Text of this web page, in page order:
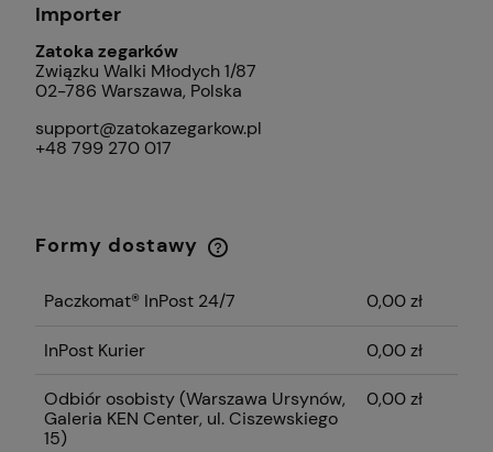
Importer
Zatoka zegarków
Związku Walki Młodych 1/87
02-786 Warszawa, Polska
support@zatokazegarkow.pl
+48 799 270 017
Formy dostawy
Cena nie zawiera ewentualnych kosztów
Paczkomat® InPost 24/7 0,00 zł
InPost Kurier 0,00 zł
Odbiór osobisty(Warszawa Ursynów,
Galeria KEN Center, ul. Ciszewskiego
15)
0,00 zł